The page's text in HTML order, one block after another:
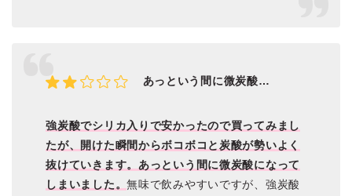
あっという間に微炭酸…
強炭酸でシリカ入りで安かったので買ってみまし
たが、開けた瞬間からボコボコと炭酸が勢いよく
抜けていきます。あっという間に微炭酸になって
しまいました。無味で飲みやすいですが、強炭酸